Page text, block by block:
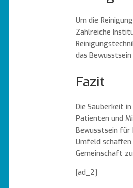
Um die
Zahlreiche
das
Fazit
Die Sauberkeit
Patienten und
Bewusstsein für
Umfeld
Gemeinschaft
[ad_2]